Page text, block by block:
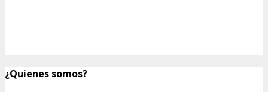
¿Quienes somos?